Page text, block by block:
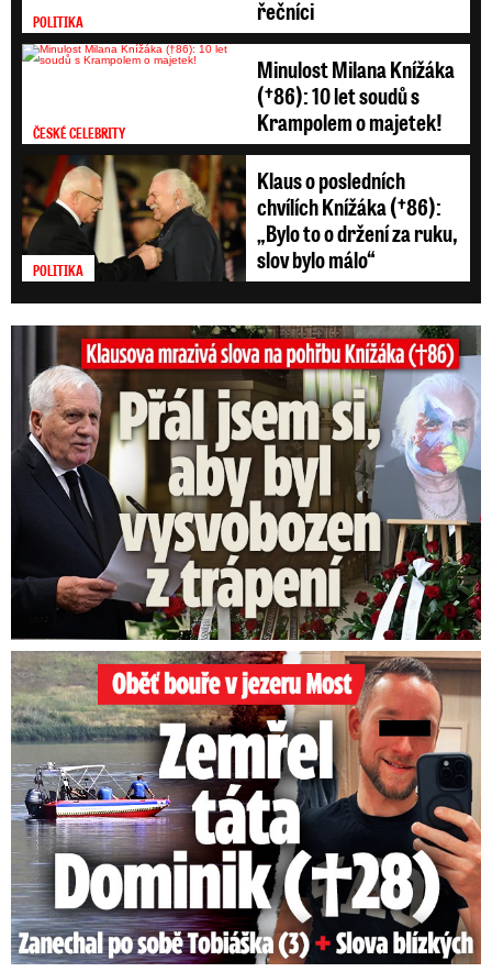
POLITIKA
řečníci
ČESKÉ CELEBRITY
Minulost Milana Knížáka
(†86): 10 let soudů s
Krampolem o majetek!
POLITIKA
Klaus o posledních
chvílích Knížáka (†86):
„Bylo to o držení za ruku,
slov bylo málo“
Klausova mrazivá slova na pohřbu Knížáka: Přál jsem si...
Oběť bouře v jezeru Most: Zemřel táta Dominik (†28)